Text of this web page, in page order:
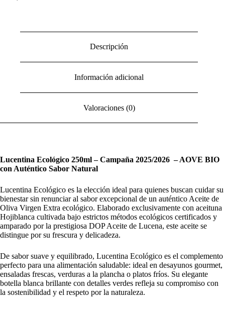
Descripción
Información adicional
Valoraciones (0)
Lucentina Ecológico 250ml – Campaña 2025/2026 – AOVE BIO
con Auténtico Sabor Natural
Lucentina Ecológico es la elección ideal para quienes buscan cuidar su
bienestar sin renunciar al sabor excepcional de un auténtico Aceite de
Oliva Virgen Extra ecológico. Elaborado exclusivamente con aceituna
Hojiblanca cultivada bajo estrictos métodos ecológicos certificados y
amparado por la prestigiosa DOP Aceite de Lucena, este aceite se
distingue por su frescura y delicadeza.
De sabor suave y equilibrado, Lucentina Ecológico es el complemento
perfecto para una alimentación saludable: ideal en desayunos gourmet,
ensaladas frescas, verduras a la plancha o platos fríos. Su elegante
botella blanca brillante con detalles verdes refleja su compromiso con
la sostenibilidad y el respeto por la naturaleza.